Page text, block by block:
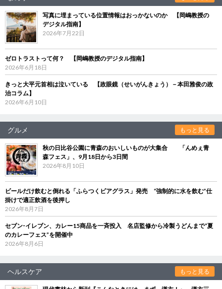
写真に埋まっている位置情報はおっかないのか 【岡嶋教授の
デジタル指南】
2026年7月22日
ゼロトラストって何？ 【岡嶋教授のデジタル指南】
2026年6月18日
きっと大平元首相は泣いている 【政眼鏡（せいがんきょう）－本田雅俊の政
治コラム】
2026年6月10日
グルメ もっと見る
秋の日比谷公園に青森のおいしいものが大集合 「んめぇ青
森フェス」、9月18日から3日間
2026年8月10日
ビールだけ飲むと倒れる「ふらつくビアグラス」発売 “強制的に水を飲む”仕
掛けで適正飲酒を後押し
2026年8月7日
セブン‐イレブン、カレー15商品を一斉投入 名店監修から冷製うどんまで“夏
のカレーフェス”を開催中
2026年8月6日
ヘルスケア もっと見る